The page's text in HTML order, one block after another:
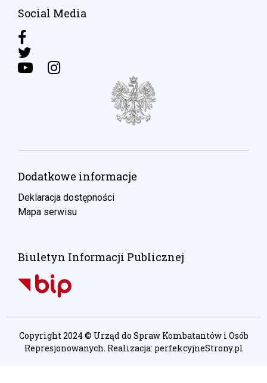
Social Media
Dodatkowe informacje
Deklaracja dostępności
Mapa serwisu
Biuletyn Informacji Publicznej
Copyright 2024 © Urząd do Spraw Kombatantów i Osób
Represjonowanych. Realizacja: perfekcyjneStrony.pl